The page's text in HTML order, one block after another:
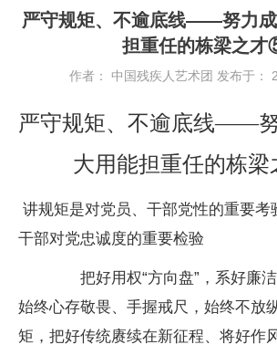
严守规矩、不逾底线——努力
担重任的栋梁之
作者： 中国残疾人艺术团 发布于：
严守规矩、不逾底线——
大用能担重任的栋
讲规矩是对党员、干部党性的重要考
干部对党忠诚度的重要检验
把好用权“方向盘”，系好廉洁
始终心存敬畏、手握戒尺，始终不放
矩，把好传统赓续在新征程、将好作